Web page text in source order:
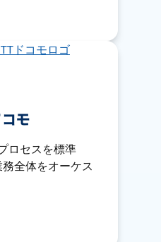
モ
ロセスを標準
全体をオーケス